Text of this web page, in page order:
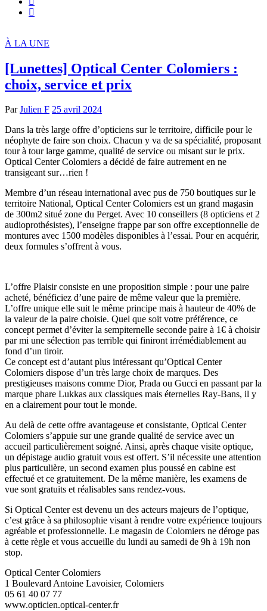
À LA UNE
[Lunettes] Optical Center Colomiers :
choix, service et prix
Par Julien F 25 avril 2024
Dans la très large offre d’opticiens sur le territoire, difficile pour le
néophyte de faire son choix. Chacun y va de sa spécialité, proposant
tour à tour large gamme, qualité de service ou misant sur le prix.
Optical Center Colomiers a décidé de faire autrement en ne
transigeant sur…rien !
Membre d’un réseau international avec pus de 750 boutiques sur le
territoire National, Optical Center Colomiers est un grand magasin
de 300m2 situé zone du Perget. Avec 10 conseillers (8 opticiens et 2
audioprothésistes), l’enseigne frappe par son offre exceptionnelle de
montures avec 1500 modèles disponibles à l’essai. Pour en acquérir,
deux formules s’offrent à vous.
L’offre Plaisir consiste en une proposition simple : pour une paire
acheté, bénéficiez d’une paire de même valeur que la première.
L’offre unique elle suit le même principe mais à hauteur de 40% de
la valeur de la paire choisie. Quel que soit votre préférence, ce
concept permet d’éviter la sempiternelle seconde paire à 1€ à choisir
par mi une sélection pas terrible qui finiront irrémédiablement au
fond d’un tiroir.
Ce concept est d’autant plus intéressant qu’Optical Center
Colomiers dispose d’un très large choix de marques. Des
prestigieuses maisons comme Dior, Prada ou Gucci en passant par la
marque phare Lukkas aux classiques mais éternelles Ray-Bans, il y
en a clairement pour tout le monde.
Au delà de cette offre avantageuse et consistante, Optical Center
Colomiers s’appuie sur une grande qualité de service avec un
accueil particulièrement soigné. Ainsi, après chaque visite optique,
un dépistage audio gratuit vous est offert. S’il nécessite une attention
plus particulière, un second examen plus poussé en cabine est
effectué et ce gratuitement. De la même manière, les examens de
vue sont gratuits et réalisables sans rendez-vous.
Si Optical Center est devenu un des acteurs majeurs de l’optique,
c’est grâce à sa philosophie visant à rendre votre expérience toujours
agréable et professionnelle. Le magasin de Colomiers ne déroge pas
à cette règle et vous accueille du lundi au samedi de 9h à 19h non
stop.
Optical Center Colomiers
1 Boulevard Antoine Lavoisier, Colomiers
05 61 40 07 77
www.opticien.optical-center.fr